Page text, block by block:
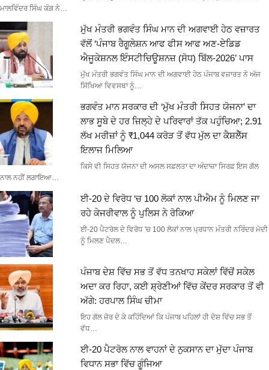
ਮਾਲਵਿੰਦਰ ਸਿੰਘ ਕੰਗ ਨੇ…
ਮੁੱਖ ਮੰਤਰੀ ਭਗਵੰਤ ਸਿੰਘ ਮਾਨ ਦੀ ਅਗਵਾਈ ਹੇਠ ਵਜ਼ਾਰਤ
ਵੱਲੋਂ ‘ਪੰਜਾਬ ਰੈਗੂਲੇਸ਼ਨ ਆਫ ਫੀਸ ਆਫ ਅਣ-ਏਡਿਡ
ਐਜੂਕੇਸ਼ਨਲ ਇੰਸਟੀਚਿਊਸ਼ਨਜ਼ (ਸੋਧ) ਬਿੱਲ-2026’ ਪਾਸ
ਮੁੱਖ ਮੰਤਰੀ ਭਗਵੰਤ ਸਿੰਘ ਮਾਨ ਦੀ ਅਗਵਾਈ ਹੇਠ ਪੰਜਾਬ ਵਜ਼ਾਰਤ ਨੇ ਅੱਜ
ਸਿੱਖਿਆ ਵਿਵਸਥਾ ਨੂੰ…
ਭਗਵੰਤ ਮਾਨ ਸਰਕਾਰ ਦੀ ‘ਮੁੱਖ ਮੰਤਰੀ ਸਿਹਤ ਯੋਜਨਾ’ ਦਾ
ਲਾਭ ਸੂਬੇ ਦੇ ਹਰ ਜ਼ਿਲ੍ਹੇ ਦੇ ਪਰਿਵਾਰਾਂ ਤੱਕ ਪਹੁੰਚਿਆ; 2.91
ਲੱਖ ਮਰੀਜ਼ਾਂ ਨੂੰ ₹1,044 ਕਰੋੜ ਤੋਂ ਵੱਧ ਮੁੱਲ ਦਾ ਕੈਸ਼ਲੈੱਸ
ਇਲਾਜ ਮਿਲਿਆ
ਕਿਸੇ ਵੀ ਸਿਹਤ ਯੋਜਨਾ ਦੀ ਅਸਲ ਸਫ਼ਲਤਾ ਦਾ ਅੰਦਾਜ਼ਾ ਸਿਰਫ਼ ਇਸ ਗੱਲ
ਨਾਲ ਨਹੀਂ ਲਗਾਇਆ…
ਈ-20 ਦੇ ਵਿਰੋਧ ‘ਚ 100 ਲੋਕਾਂ ਨਾਲ ਪੀਐਮ ਨੂੰ ਮਿਲਣ ਜਾ
ਰਹੇ ਕੇਜਰੀਵਾਲ ਨੂੰ ਪੁਲਿਸ ਨੇ ਰੋਕਿਆ
ਈ-20 ਪੈਟਰੋਲ ਦੇ ਵਿਰੋਧ 'ਚ 100 ਲੋਕਾਂ ਨਾਲ ਪ੍ਰਧਾਨ ਮੰਤਰੀ ਨਰਿੰਦਰ ਮੋਦੀ
ਨੂੰ ਮਿਲਣ ਪੈਦਲ…
ਪੰਜਾਬ ਦੇਸ਼ ਵਿੱਚ ਸਭ ਤੋਂ ਵੱਧ ਤਨਖਾਹ ਸਕੇਲਾਂ ਵਿੱਚੋਂ ਸਕੇਲ
ਅਦਾ ਕਰ ਰਿਹਾ, ਕਈ ਸ਼੍ਰੇਣੀਆਂ ਵਿੱਚ ਕੇਂਦਰ ਸਰਕਾਰ ਤੋਂ ਵੀ
ਅੱਗੇ: ਹਰਪਾਲ ਸਿੰਘ ਚੀਮਾ
ਇਹ ਗੱਲ ਜ਼ੋਰ ਦੇ ਕੇ ਕਹਿੰਦਿਆਂ ਕਿ ਪੰਜਾਬ ਪਹਿਲਾਂ ਹੀ ਦੇਸ਼ ਵਿੱਚ ਸਭ ਤੋਂ
ਵੱਧ…
ਈ-20 ਪੈਟਰੋਲ ਨਾਲ ਵਾਹਨਾਂ ਦੇ ਨੁਕਸਾਨ ਦਾ ਮੁੱਦਾ ਪੰਜਾਬ
ਵਿਧਾਨ ਸਭਾ ਵਿੱਚ ਗੂੰਜਿਆ